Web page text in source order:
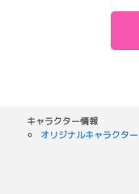
キャラクター情報
オリジナルキャラクター